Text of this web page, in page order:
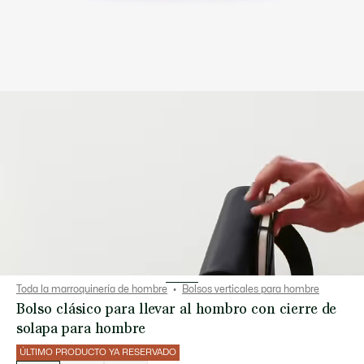
Toda la marroquinería de hombre Bolsos verticales para hombre
Bolso clásico para llevar al hombro con cierre de
solapa para hombre
ÚLTIMO PRODUCTO YA RESERVADO